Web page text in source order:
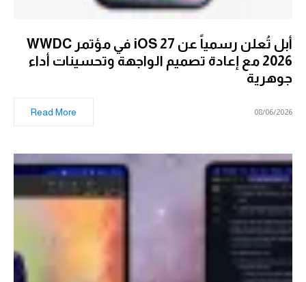
أبل تُعلن رسمياً عن iOS 27 في مؤتمر WWDC
2026 مع إعادة تصميم الواجهة وتحسينات أداء
جوهرية
08/06/2026
Read More